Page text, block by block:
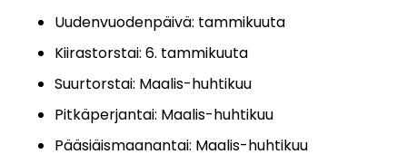
Uudenvuodenpäivä: tammikuuta
Kiirastorstai: 6. tammikuuta
Suurtorstai: Maalis-huhtikuu
Pitkäperjantai: Maalis-huhtikuu
Pääsiäismaanantai: Maalis-huhtikuu